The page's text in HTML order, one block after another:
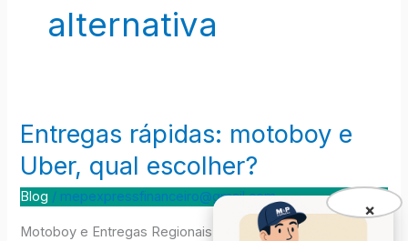
alternativa
Entregas rápidas: motoboy e
Uber, qual escolher?
Blog / mepexpressfinanceiro@gmail.com
Motoboy e Entregas Regionais: A Melhor Alternativa ao
Entregas
rápidas:
motoboy
e
Uber,
×